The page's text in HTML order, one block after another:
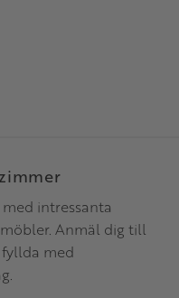
intressanta
Anmäl dig till
med